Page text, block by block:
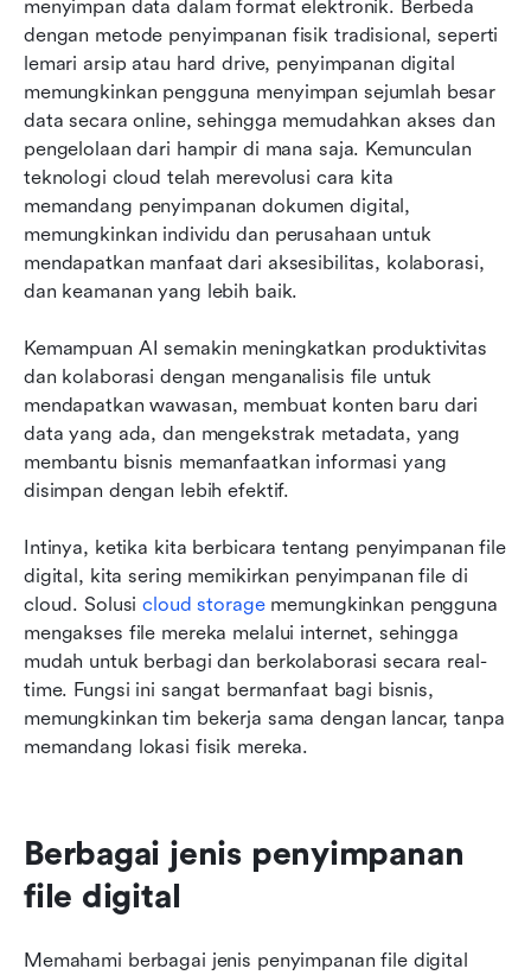
menyimpan data dalam format elektronik. Berbeda
dengan metode penyimpanan fisik tradisional, seperti
lemari arsip atau hard drive, penyimpanan digital
memungkinkan pengguna menyimpan sejumlah besar
data secara online, sehingga memudahkan akses dan
pengelolaan dari hampir di mana saja. Kemunculan
teknologi cloud telah merevolusi cara kita
memandang penyimpanan dokumen digital,
memungkinkan individu dan perusahaan untuk
mendapatkan manfaat dari aksesibilitas, kolaborasi,
dan keamanan yang lebih baik.
Kemampuan AI semakin meningkatkan produktivitas
dan kolaborasi dengan menganalisis file untuk
mendapatkan wawasan, membuat konten baru dari
data yang ada, dan mengekstrak metadata, yang
membantu bisnis memanfaatkan informasi yang
disimpan dengan lebih efektif.
Intinya, ketika kita berbicara tentang penyimpanan file
digital, kita sering memikirkan penyimpanan file di
cloud. Solusi cloud storage memungkinkan pengguna
mengakses file mereka melalui internet, sehingga
mudah untuk berbagi dan berkolaborasi secara real-
time. Fungsi ini sangat bermanfaat bagi bisnis,
memungkinkan tim bekerja sama dengan lancar, tanpa
memandang lokasi fisik mereka.
Berbagai jenis penyimpanan
file digital
Memahami berbagai jenis penyimpanan file digital